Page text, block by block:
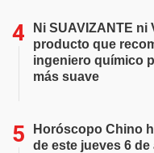
Ni SUAVIZANTE ni
producto que
ingeniero químico
más suave
Horóscopo Chino
de este jueves 6